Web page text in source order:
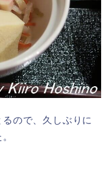
ので、久しぶりに